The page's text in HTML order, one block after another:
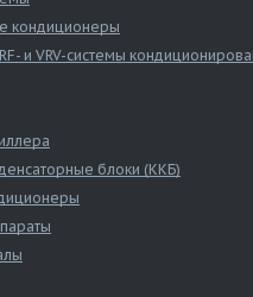
кондиционеры
и VRV-системы
блоки (ККБ)